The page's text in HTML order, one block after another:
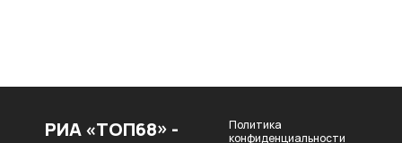
РИА «ТОП68» -
Политика
конфиденциальности